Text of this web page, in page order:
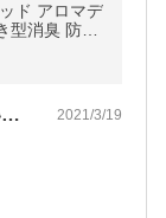
ド アロマデ
消臭 防虫
直ぐに木がオイルを吸収し、なんかいか使… 2021/3/19